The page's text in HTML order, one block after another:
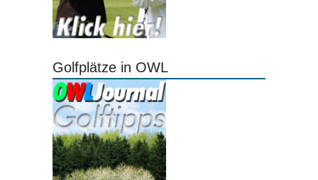
Golfplätze in OWL